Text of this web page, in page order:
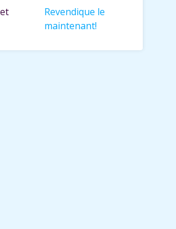
Revendique le
maintenant!